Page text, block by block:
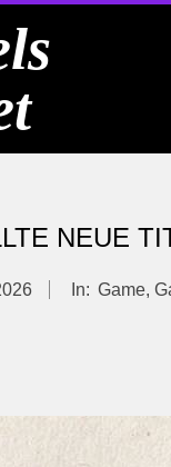
NEUE
In: Game,